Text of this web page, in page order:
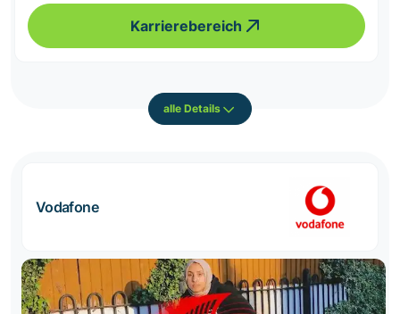
Karrierebereich
alle Details
Vodafone